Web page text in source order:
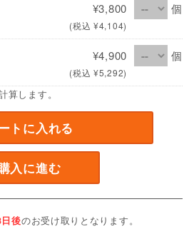
¥3,800
(税込 ¥4,104)
個
¥4,900
(税込 ¥5,292)
個
算します。
トに入れる
入に進む
後のお受け取りとなります。